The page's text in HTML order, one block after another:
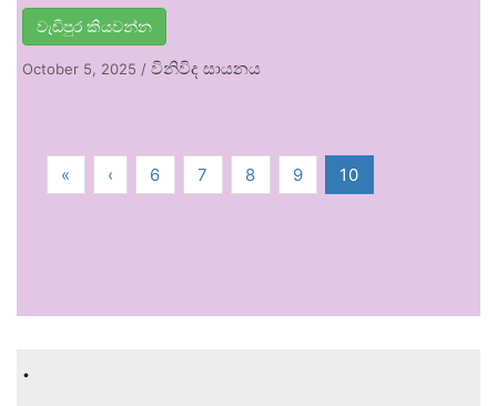
වැඩිපුර කියවන්න
October 5, 2025 / විනිවිද සායනය
« ‹ 6 7 8 9 10
.